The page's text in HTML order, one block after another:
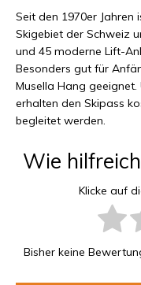
Seit den 1970er Jahren
Skigebiet der Schweiz
und 45 moderne Lift-
Besonders gut für
Musella Hang geeignet.
erhalten den Skipass
begleitet werden.
Wie
Klicke auf
Bisher keine